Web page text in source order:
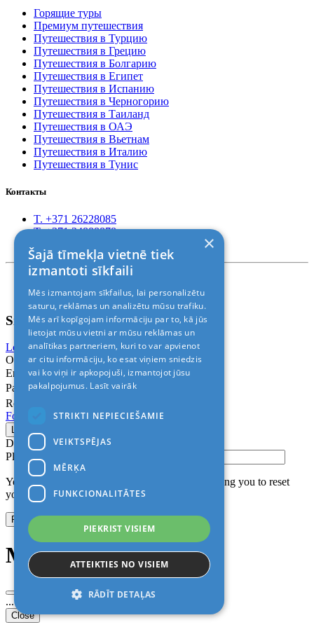
Горящие туры
Премиум путешествия
Путешествия в Турцию
Путешествия в Грецию
Путешествия в Болгарию
Путешествия в Египет
Путешествия в Испанию
Путешествия в Черногорию
Путешествия в Таиланд
Путешествия в ОАЭ
Путешествия в Вьетнам
Путешествия в Италию
Путешествия в Тунис
Контакты
T. +371 26228085
T. +371 24888878
© 2011-2026> «ALANI SIA»
Sign In
Login with Facebook Login with Google
Or
Email
Password
Remember me
Forgot Password?
Don’t have an account?
Please confirm login email below
You will receive an email containing a link allowing you to reset
your password to a new preferred one.
Modal title
...
Close
×
Šajā tīmekļa vietnē tiek
izmantoti sīkfaili
Mēs izmantojam sīkfailus, lai personalizētu
saturu, reklāmas un analizētu mūsu trafiku.
Mēs arī kopīgojam informāciju par to, kā jūs
lietojat mūsu vietni ar mūsu reklāmas un
analītikas partneriem, kuri to var apvienot
ar citu informāciju, ko esat viņiem sniedzis
vai ko viņi ir apkopojuši, izmantojot jūsu
pakalpojumus. Lasīt vairāk
STRIKTI NEPIECIEŠAMIE
VEIKTSPĒJAS
MĒRĶA
FUNKCIONALITĀTES
PIEKRIST VISIEM
ATTEIKTIES NO VISIEM
RĀDĪT DETAĻAS